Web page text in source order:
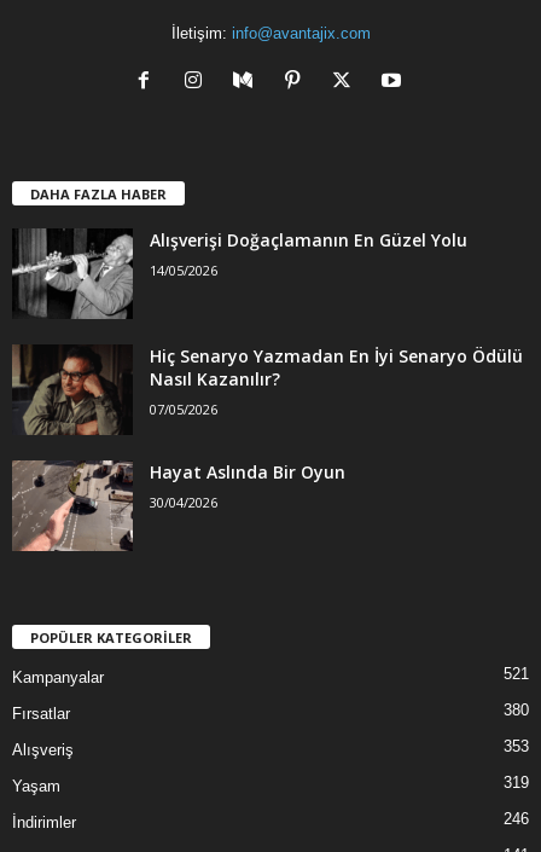
İletişim: info@avantajix.com
DAHA FAZLA HABER
Alışverişi Doğaçlamanın En Güzel Yolu
14/05/2026
Hiç Senaryo Yazmadan En İyi Senaryo Ödülü
Nasıl Kazanılır?
07/05/2026
Hayat Aslında Bir Oyun
30/04/2026
POPÜLER KATEGORİLER
Kampanyalar 521
Fırsatlar 380
Alışveriş 353
Yaşam 319
İndirimler 246